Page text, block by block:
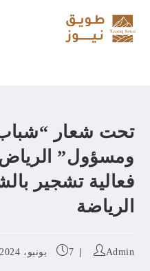
تحت شعار
ومسؤول”
فعالية تشجير
الرياضة
Admin 7 يونيو، 2024